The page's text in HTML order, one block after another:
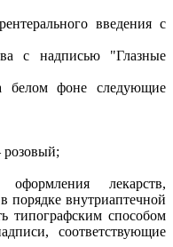
введения с
с надписью "Глазные
белом фоне следующие
лекарств,
порядке внутриаптечной
типографским способом
соответствующие